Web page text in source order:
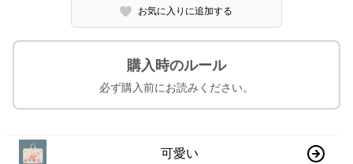
お気に入りに追加する
購入時のルール
必ず購入前にお読みください。
可愛い